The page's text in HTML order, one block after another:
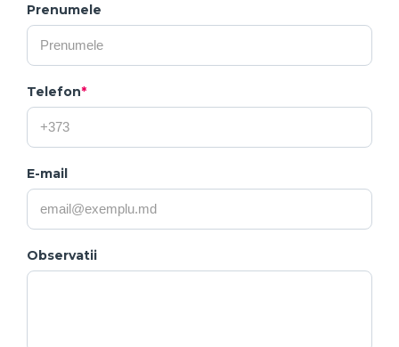
Prenumele
Telefon*
E-mail
Observatii